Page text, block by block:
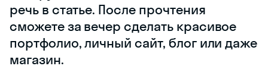
речь в статье. После прочтения
сможете за вечер сделать красивое
портфолио, личный сайт, блог или даже
магазин.